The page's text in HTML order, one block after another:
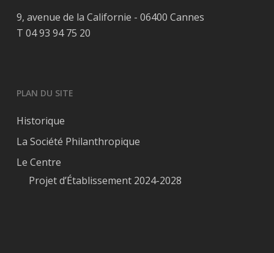
9, avenue de la Californie - 06400 Cannes
T 04 93 94 75 20
PLAN DU SITE
Historique
La Société Philanthropique
Le Centre
Projet d’Établissement 2024-2028